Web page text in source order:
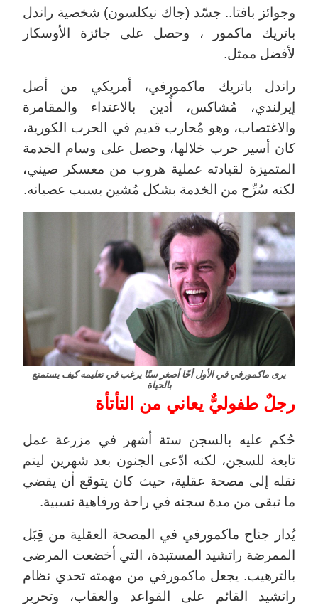
وجوائز بافتا.. جسّد (جاك نيكلسون) شخصية راندل
باتريك ماكمور ، وحصل على جائزة الأوسكار
لأفضل ممثل.
راندل باتريك ماكمورفي، أمريكي من أصل
إيرلندي، مُشاكس، أُدين بالاعتداء والمقامرة
والاغتصاب، وهو مُحارب قديم في الحرب الكورية،
كان أسير حرب خلالها، وحصل على وسام الخدمة
المتميزة لقيادته عملية هروب من معسكر صيني،
لكنه سُرِّح من الخدمة بشكل مُشين بسبب عصيانه.
يرى ماكمورفي في الأول أخًا أصغر سنًا يرغب في تعليمه كيف يستمتع
بالحياة
رجلٌ طفوليٌّ يعاني من التأتأة
حُكم عليه بالسجن ستة أشهر في مزرعة عمل
تابعة للسجن، لكنه ادّعى الجنون بعد شهرين ليتم
نقله إلى مصحة عقلية، حيث كان يتوقع أن يقضي
ما تبقى من مدة سجنه في راحة ورفاهية نسبية.
يُدار جناح ماكمورفي في المصحة العقلية من قِبَل
الممرضة راتشيد المستبدة، التي أخضعت المرضى
بالترهيب. يجعل ماكمورفي من مهمته تحدي نظام
راتشيد القائم على القواعد والعقاب، وتحرير